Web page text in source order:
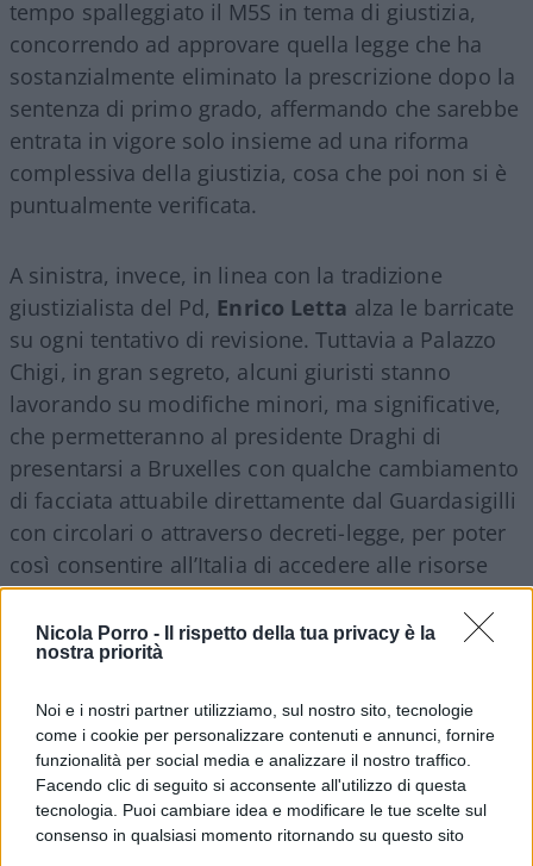
Nicola Porro -
Il rispetto della tua privacy è la
nostra priorità
Noi e i nostri partner utilizziamo, sul nostro sito, tecnologie
come i cookie per personalizzare contenuti e annunci, fornire
funzionalità per social media e analizzare il nostro traffico.
Facendo clic di seguito si acconsente all'utilizzo di questa
tecnologia. Puoi cambiare idea e modificare le tue scelte sul
consenso in qualsiasi momento ritornando su questo sito
tempo spalleggiato il M5S in tema di giustizia,
concorrendo ad approvare quella legge che ha
sostanzialmente eliminato la prescrizione dopo la
sentenza di primo grado, affermando che sarebbe
entrata in vigore solo insieme ad una riforma
complessiva della giustizia, cosa che poi non si è
puntualmente verificata.
A sinistra, invece, in linea con la tradizione
giustizialista del Pd, Enrico Letta alza le barricate
su ogni tentativo di revisione. Tuttavia a Palazzo
Chigi, in gran segreto, alcuni giuristi stanno
lavorando su modifiche minori, ma significative,
che permetteranno al presidente Draghi di
presentarsi a Bruxelles con qualche cambiamento
di facciata attuabile direttamente dal Guardasigilli
con circolari o attraverso decreti-legge, per poter
così consentire all’Italia di accedere alle risorse
del Recovery Fund.
Tutto ruota attorno alla riorganizzazione del
sistema giudiziario con, in prima linea, il
dipartimento del Ministero della Giustizia, da dove
dovrebbero partire le disposizioni sulla
distribuzione dei lavori, oggi in balìa dei capricci